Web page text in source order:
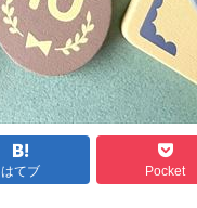
はてブ Pocket